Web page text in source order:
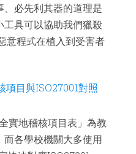
必先利其器的道理是
具可以協助我們獵殺
意程式在植入到受害者
項目與ISO27001對照
實地稽核項目表」為教
各學校機關大多使用